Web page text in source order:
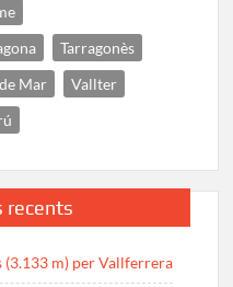
Tarragonès
Mar
Vallter
recents
(3.133 m) per Vallferrera